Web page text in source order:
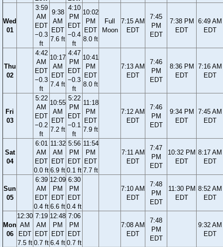
Wed
01
3:59
AM
EDT
−0.3
ft
9:38
AM
EDT
7.6 ft
4:10
PM
EDT
−0.4
ft
10:02
PM
EDT
8.0 ft
Full
Moon
7:15 AM
EDT
7:45
PM
EDT
7:38 PM
EDT
6:49 AM
EDT
Thu
02
4:42
AM
EDT
−0.3
ft
10:17
AM
EDT
7.4 ft
4:47
PM
EDT
−0.3
ft
10:41
PM
EDT
8.0 ft
7:13 AM
EDT
7:46
PM
EDT
8:36 PM
EDT
7:16 AM
EDT
Fri
03
5:22
AM
EDT
−0.2
ft
10:55
AM
EDT
7.2 ft
5:22
PM
EDT
−0.1
ft
11:18
PM
EDT
7.9 ft
7:12 AM
EDT
7:46
PM
EDT
9:34 PM
EDT
7:45 AM
EDT
Sat
04
6:01
AM
EDT
0.0 ft
11:32
AM
EDT
6.9 ft
5:56
PM
EDT
0.1 ft
11:54
PM
EDT
7.7 ft
7:11 AM
EDT
7:47
PM
EDT
10:32 PM
EDT
8:17 AM
EDT
Sun
05
6:39
AM
EDT
0.4 ft
12:09
PM
EDT
6.6 ft
6:30
PM
EDT
0.4 ft
7:10 AM
EDT
7:48
PM
EDT
11:30 PM
EDT
8:52 AM
EDT
Mon
06
12:30
AM
EDT
7.5 ft
7:19
AM
EDT
0.7 ft
12:48
PM
EDT
6.4 ft
7:06
PM
EDT
0.7 ft
7:08 AM
EDT
7:48
PM
EDT
9:32 AM
EDT